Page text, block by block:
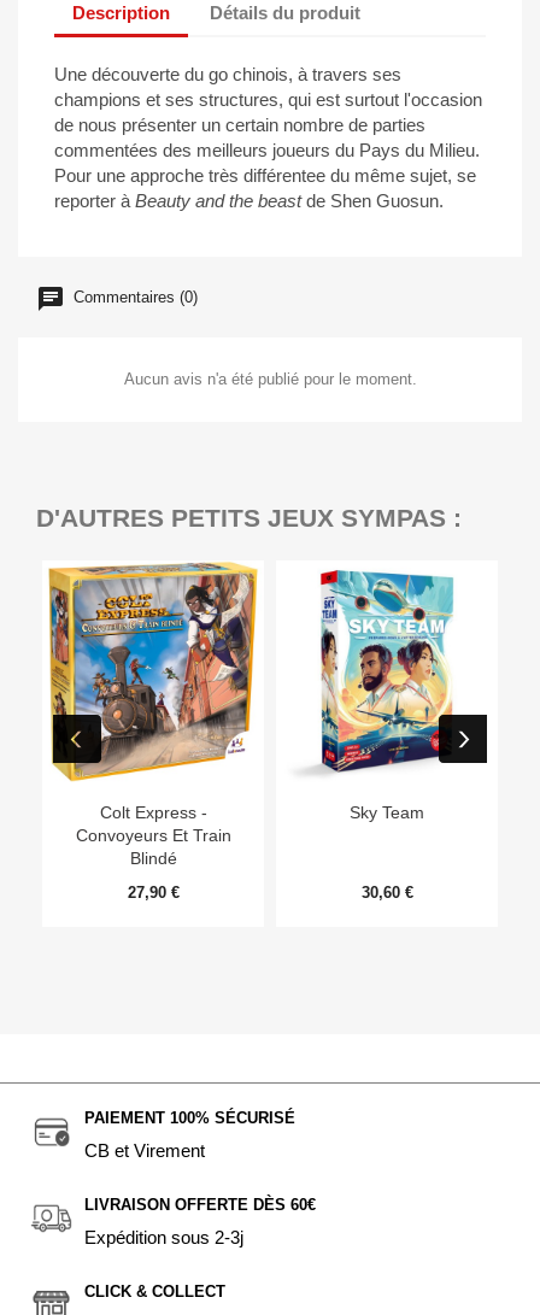
Description Détails du produit
Une découverte du go chinois, à travers ses
champions et ses structures, qui est surtout l'occasion
de nous présenter un certain nombre de parties
commentées des meilleurs joueurs du Pays du Milieu.
Pour une approche très différentee du même sujet, se
reporter à Beauty and the beastde Shen Guosun.
Commentaires (0)
Aucun avis n'a été publié pour le moment.
D'AUTRES PETITS JEUX SYMPAS :
Colt Express -
Convoyeurs Et Train
Blindé
27,90 €
Sky Team
30,60 €
PAIEMENT 100% SÉCURISÉ
CB et Virement
LIVRAISON OFFERTE DÈS 60€
Expédition sous 2-3j
CLICK & COLLECT